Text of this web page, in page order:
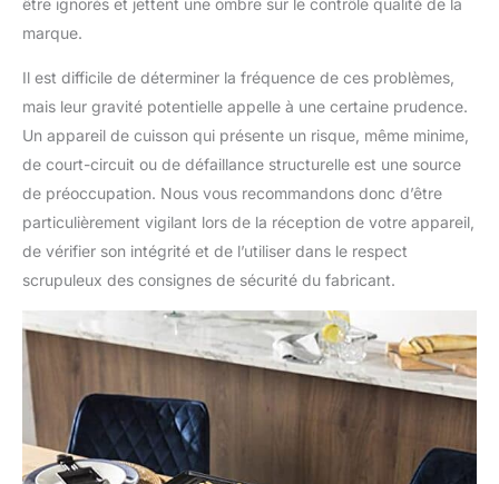
être ignorés et jettent une ombre sur le contrôle qualité de la
marque.
Il est difficile de déterminer la fréquence de ces problèmes,
mais leur gravité potentielle appelle à une certaine prudence.
Un appareil de cuisson qui présente un risque, même minime,
de court-circuit ou de défaillance structurelle est une source
de préoccupation. Nous vous recommandons donc d’être
particulièrement vigilant lors de la réception de votre appareil,
de vérifier son intégrité et de l’utiliser dans le respect
scrupuleux des consignes de sécurité du fabricant.